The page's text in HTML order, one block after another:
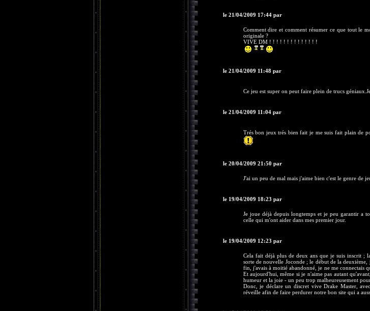
le 21/04/2009 17:44 par
Comment dire et comment résumer ce que tout le
originale ?
VIVE DM ! ! ! ! ! ! ! ! ! ! ! ! ! !
le 21/04/2009 11:48 par
Ce jeu est super on peut faire plein de trucs
le 21/04/2009 11:04 par
Trés bon jeux trés bien fait je me suis fait plain de
le 20/04/2009 21:50 par
J'ai un peu de mal mais j'aime bien c'est le genre de
le 19/04/2009 18:23 par
Je joue déjà depuis longtemps et je peu garantir a
celle qui m'ont aider dans mes premier jour.
le 19/04/2009 12:23 par
Cela fait déjà plus de deux ans que je suis inscrit ;
sorte de nouvelle Joconde ; le début de la
fin, j'avais à moitié abandonné, je ne me connectais
Et aujourd'hui, même si je n'aime pas autant
humeur et la joie - un peu trop malheureusement
Donc, je déclare un discret vive Drake Master,
réveille afin de faire perdurer notre bon site qui a